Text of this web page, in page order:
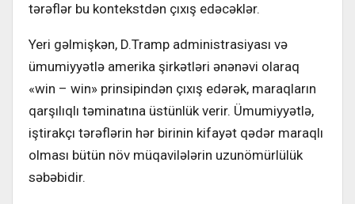
tərəflər bu kontekstdən çıxış edəcəklər.
Yeri gəlmişkən, D.Tramp administrasiyası və
ümumiyyətlə amerika şirkətləri ənənəvi olaraq
«win – win» prinsipindən çıxış edərək, maraqların
qarşılıqlı təminatına üstünlük verir. Ümumiyyətlə,
iştirakçı tərəflərin hər birinin kifayət qədər maraqlı
olması bütün növ müqavilələrin uzunömürlülük
səbəbidir.